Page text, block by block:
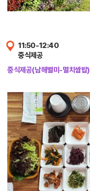
11:50-12:40
중식제공
중식제공(남해별미-멸치쌈밥)